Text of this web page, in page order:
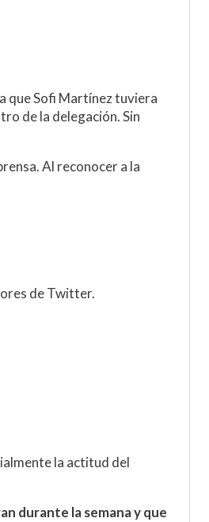
que Sofi Martínez tuviera
de la delegación. Sin
Al reconocer a la
de Twitter.
la actitud del
durante la semana y que